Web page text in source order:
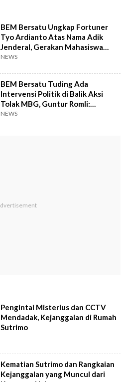
BEM Bersatu Ungkap Fortuner
Tyo Ardianto Atas Nama Adik
Jenderal, Gerakan Mahasiswa
Disusupi?
NEWS
BEM Bersatu Tuding Ada
Intervensi Politik di Balik Aksi
Tolak MBG, Guntur Romli:
Cocokologi
NEWS
Pengintai Misterius dan CCTV
Mendadak, Kejanggalan di Rumah
Sutrimo
Kematian Sutrimo dan Rangkaian
Kejanggalan yang Muncul dari